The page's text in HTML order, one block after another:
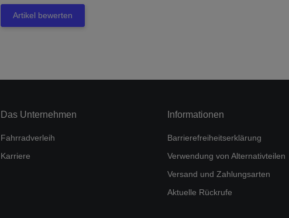
Artikel bewerten
Das Unternehmen
Fahrradverleih
Karriere
Informationen
Barrierefreiheitserklärung
Verwendung von Alternativteilen
Versand und Zahlungsarten
Aktuelle Rückrufe